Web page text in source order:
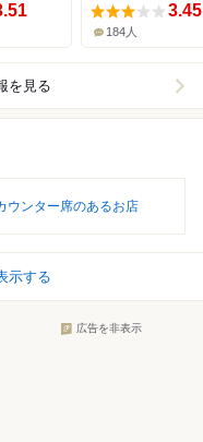
3.45
184人
を見る
ウンター席のあるお店
示する
広告を非表示